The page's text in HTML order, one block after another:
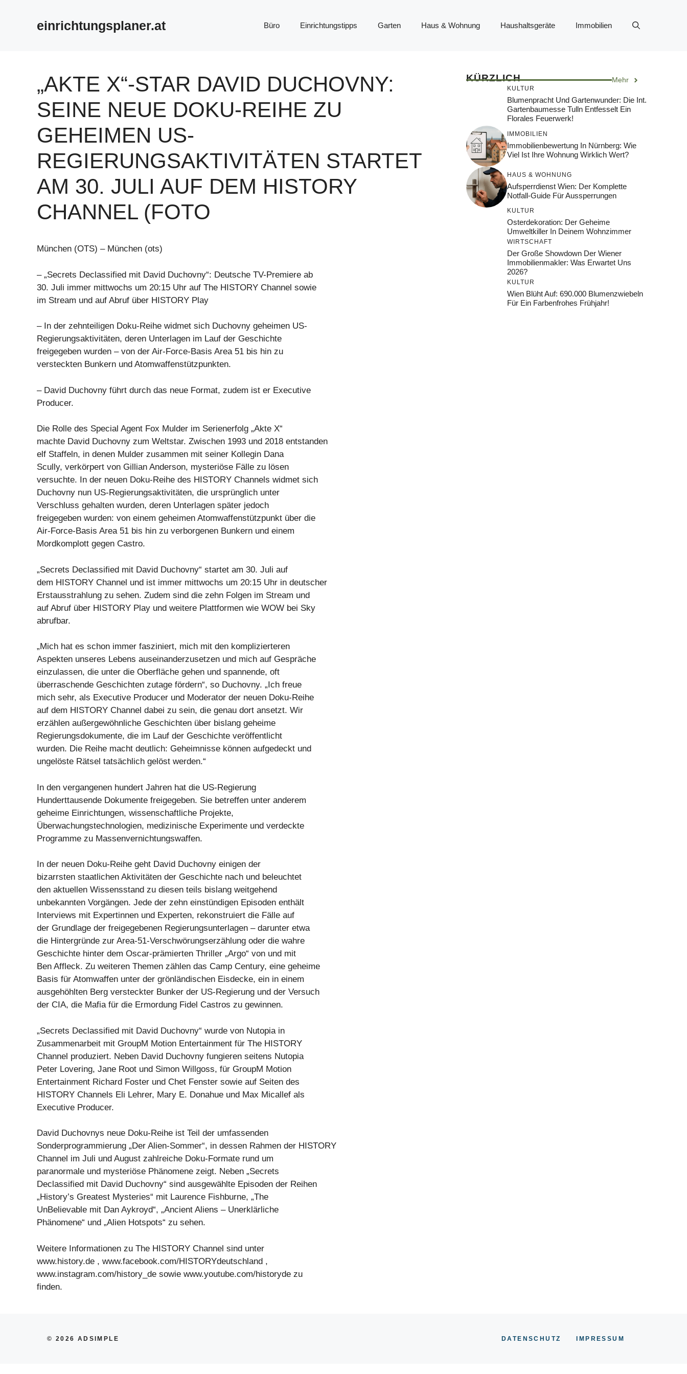
einrichtungsplaner.at Büro Einrichtungstipps Garten Haus & Wohnung Haushaltsgeräte Immobilien
„AKTE X“-STAR DAVID DUCHOVNY:
SEINE NEUE DOKU-REIHE ZU
GEHEIMEN US-
REGIERUNGSAKTIVITÄTEN STARTET
AM 30. JULI AUF DEM HISTORY
CHANNEL (FOTO
München (OTS) – München (ots)
– „Secrets Declassified mit David Duchovny“: Deutsche TV-Premiere ab
30. Juli immer mittwochs um 20:15 Uhr auf The HISTORY Channel sowie
im Stream und auf Abruf über HISTORY Play
– In der zehnteiligen Doku-Reihe widmet sich Duchovny geheimen US-
Regierungsaktivitäten, deren Unterlagen im Lauf der Geschichte
freigegeben wurden – von der Air-Force-Basis Area 51 bis hin zu
versteckten Bunkern und Atomwaffenstützpunkten.
– David Duchovny führt durch das neue Format, zudem ist er Executive
Producer.
Die Rolle des Special Agent Fox Mulder im Serienerfolg „Akte X“
machte David Duchovny zum Weltstar. Zwischen 1993 und 2018 entstanden
elf Staffeln, in denen Mulder zusammen mit seiner Kollegin Dana
Scully, verkörpert von Gillian Anderson, mysteriöse Fälle zu lösen
versuchte. In der neuen Doku-Reihe des HISTORY Channels widmet sich
Duchovny nun US-Regierungsaktivitäten, die ursprünglich unter
Verschluss gehalten wurden, deren Unterlagen später jedoch
freigegeben wurden: von einem geheimen Atomwaffenstützpunkt über die
Air-Force-Basis Area 51 bis hin zu verborgenen Bunkern und einem
Mordkomplott gegen Castro.
„Secrets Declassified mit David Duchovny“ startet am 30. Juli auf
dem HISTORY Channel und ist immer mittwochs um 20:15 Uhr in deutscher
Erstausstrahlung zu sehen. Zudem sind die zehn Folgen im Stream und
auf Abruf über HISTORY Play und weitere Plattformen wie WOW bei Sky
abrufbar.
„Mich hat es schon immer fasziniert, mich mit den komplizierteren
Aspekten unseres Lebens auseinanderzusetzen und mich auf Gespräche
einzulassen, die unter die Oberfläche gehen und spannende, oft
überraschende Geschichten zutage fördern“, so Duchovny. „Ich freue
mich sehr, als Executive Producer und Moderator der neuen Doku-Reihe
auf dem HISTORY Channel dabei zu sein, die genau dort ansetzt. Wir
erzählen außergewöhnliche Geschichten über bislang geheime
Regierungsdokumente, die im Lauf der Geschichte veröffentlicht
wurden. Die Reihe macht deutlich: Geheimnisse können aufgedeckt und
ungelöste Rätsel tatsächlich gelöst werden.“
In den vergangenen hundert Jahren hat die US-Regierung
Hunderttausende Dokumente freigegeben. Sie betreffen unter anderem
geheime Einrichtungen, wissenschaftliche Projekte,
Überwachungstechnologien, medizinische Experimente und verdeckte
Programme zu Massenvernichtungswaffen.
In der neuen Doku-Reihe geht David Duchovny einigen der
bizarrsten staatlichen Aktivitäten der Geschichte nach und beleuchtet
den aktuellen Wissensstand zu diesen teils bislang weitgehend
unbekannten Vorgängen. Jede der zehn einstündigen Episoden enthält
Interviews mit Expertinnen und Experten, rekonstruiert die Fälle auf
der Grundlage der freigegebenen Regierungsunterlagen – darunter etwa
die Hintergründe zur Area-51-Verschwörungserzählung oder die wahre
Geschichte hinter dem Oscar-prämierten Thriller „Argo“ von und mit
Ben Affleck. Zu weiteren Themen zählen das Camp Century, eine geheime
Basis für Atomwaffen unter der grönländischen Eisdecke, ein in einem
ausgehöhlten Berg versteckter Bunker der US-Regierung und der Versuch
der CIA, die Mafia für die Ermordung Fidel Castros zu gewinnen.
„Secrets Declassified mit David Duchovny“ wurde von Nutopia in
Zusammenarbeit mit GroupM Motion Entertainment für The HISTORY
Channel produziert. Neben David Duchovny fungieren seitens Nutopia
Peter Lovering, Jane Root und Simon Willgoss, für GroupM Motion
Entertainment Richard Foster und Chet Fenster sowie auf Seiten des
HISTORY Channels Eli Lehrer, Mary E. Donahue und Max Micallef als
Executive Producer.
David Duchovnys neue Doku-Reihe ist Teil der umfassenden
Sonderprogrammierung „Der Alien-Sommer“, in dessen Rahmen der HISTORY
Channel im Juli und August zahlreiche Doku-Formate rund um
paranormale und mysteriöse Phänomene zeigt. Neben „Secrets
Declassified mit David Duchovny“ sind ausgewählte Episoden der Reihen
„History’s Greatest Mysteries“ mit Laurence Fishburne, „The
UnBelievable mit Dan Aykroyd“, „Ancient Aliens – Unerklärliche
Phänomene“ und „Alien Hotspots“ zu sehen.
Weitere Informationen zu The HISTORY Channel sind unter
www.history.de , www.facebook.com/HISTORYdeutschland ,
www.instagram.com/history_de sowie www.youtube.com/historyde zu
finden.
KÜRZLICH Mehr
KULTUR
Blumenpracht Und Gartenwunder: Die Int.
Gartenbaumesse Tulln Entfesselt Ein
Florales Feuerwerk!
IMMOBILIEN
Immobilienbewertung In Nürnberg: Wie
Viel Ist Ihre Wohnung Wirklich Wert?
HAUS & WOHNUNG
Aufsperrdienst Wien: Der Komplette
Notfall-Guide Für Aussperrungen
KULTUR
Osterdekoration: Der Geheime
Umweltkiller In Deinem Wohnzimmer
WIRTSCHAFT
Der Große Showdown Der Wiener
Immobilienmakler: Was Erwartet Uns
2026?
KULTUR
Wien Blüht Auf: 690.000 Blumenzwiebeln
Für Ein Farbenfrohes Frühjahr!
© 2026 ADSIMPLE DATENSCHUTZ IMPRESSUM